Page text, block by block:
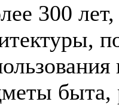
300
быта,